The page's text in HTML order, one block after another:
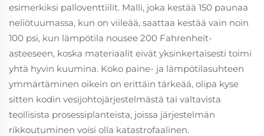
esimerkiksi palloventtiilit. Malli, joka kestää 150 paunaa
neliötuumassa, kun on viileää, saattaa kestää vain noin
100 psi, kun lämpötila nousee 200 Fahrenheit-
asteeseen, koska materiaalit eivät yksinkertaisesti toimi
yhtä hyvin kuumina. Koko paine- ja lämpötilasuhteen
ymmärtäminen oikein on erittäin tärkeää, olipa kyse
sitten kodin vesijohtojärjestelmästä tai valtavista
teollisista prosessiplanteista, joissa järjestelmän
rikkoutuminen voisi olla katastrofaalinen.